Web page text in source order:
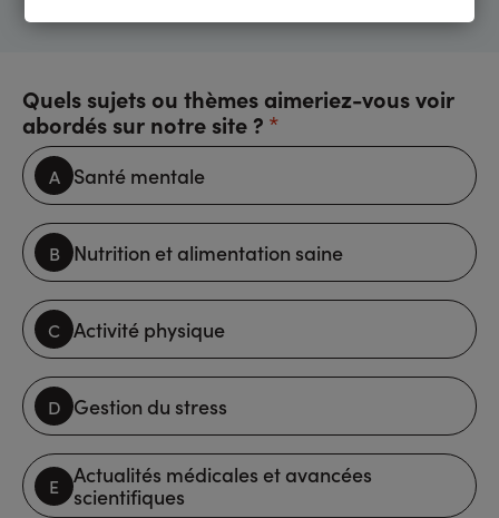
Quels sujets ou thèmes aimeriez-vous voir
abordés sur notre site ? *
Santé mentale
Nutrition et alimentation saine
Activité physique
Gestion du stress
Actualités médicales et avancées
scientifiques